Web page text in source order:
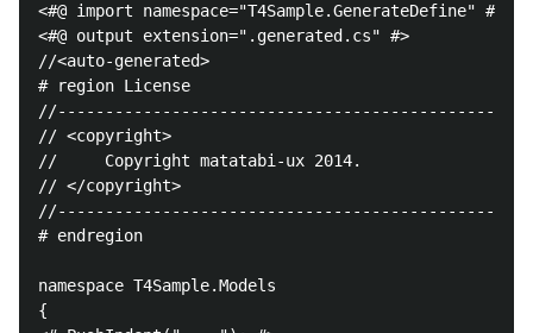
<#@ import namespace="T4Sample.GenerateDefine" #>
<#@ output extension=".generated.cs" #>
//<auto-generated>
# region License
// <copyright>
//     Copyright matatabi-ux 2014.
// </copyright>
# endregion
namespace T4Sample.Models
{